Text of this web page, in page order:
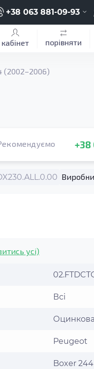
+38 063 881-09-93
кабінет порівняти
(2002–2006)
+38
усі)
Всі
Peugeot
Boxer